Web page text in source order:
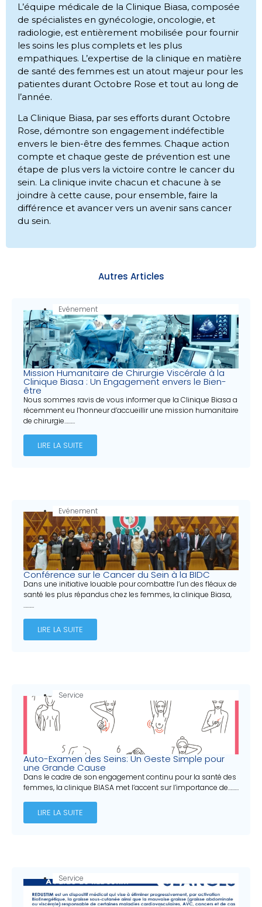
L’équipe médicale de la Clinique Biasa, composée
de spécialistes en gynécologie, oncologie, et
radiologie, est entièrement mobilisée pour fournir
les soins les plus complets et les plus
empathiques. L’expertise de la clinique en matière
de santé des femmes est un atout majeur pour les
patientes durant Octobre Rose et tout au long de
l’année.
La Clinique Biasa, par ses efforts durant Octobre
Rose, démontre son engagement indéfectible
envers le bien-être des femmes. Chaque action
compte et chaque geste de prévention est une
étape de plus vers la victoire contre le cancer du
sein. La clinique invite chacun et chacune à se
joindre à cette cause, pour ensemble, faire la
différence et avancer vers un avenir sans cancer
du sein.
Autres Articles
Evénement
Mission Humanitaire de Chirurgie Viscérale à la
Clinique Biasa : Un Engagement envers le Bien-
être
Nous sommes ravis de vous informer que la Clinique Biasa a
récemment eu l’honneur d’accueillir une mission humanitaire
de chirurgie………
LIRE LA SUITE
Evénement
Conférence sur le Cancer du Sein à la BIDC
Dans une initiative louable pour combattre l’un des fléaux de
santé les plus répandus chez les femmes, la clinique Biasa,
………
LIRE LA SUITE
Service
Auto-Examen des Seins: Un Geste Simple pour
une Grande Cause
Dans le cadre de son engagement continu pour la santé des
femmes, la clinique BIASA met l’accent sur l’importance de………
LIRE LA SUITE
Service